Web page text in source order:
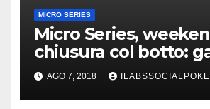
MICRO SERIES
Micro Series,
chiusura col botto:
stracciati e Main
€139.455 di prizepool!
AGO 7, 2018